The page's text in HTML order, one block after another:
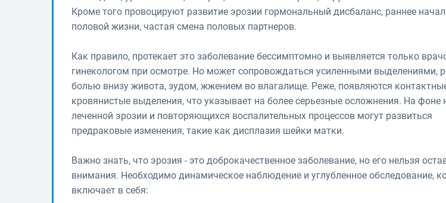
Кроме того провоцируют развитие эрозии гормональный дисбаланс, раннее
половой жизни, частая смена половых партнеров.
Как правило, протекает это заболевание бессимптомно и выявляется только
гинекологом при осмотре. Но может сопровождаться усиленными выделениями,
болью внизу живота, зудом, жжением во влагалище. Реже, появляются
кровянистые выделения, что указывает на более серьезные осложнения. На фоне
леченной эрозии и повторяющихся воспалительных процессов могут развиться
предраковые изменения, такие как дисплазия шейки матки.
Важно знать, что эрозия - это доброкачественное заболевание, но его нельзя
внимания. Необходимо динамическое наблюдение и углубленное обследование,
включает в себя: